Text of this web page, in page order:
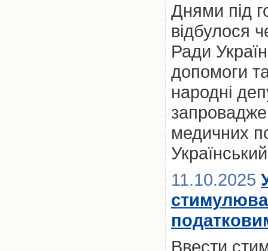
Днями під
відбулося
Ради
допомоги
народні
медичних
11.10.2025
Ввести